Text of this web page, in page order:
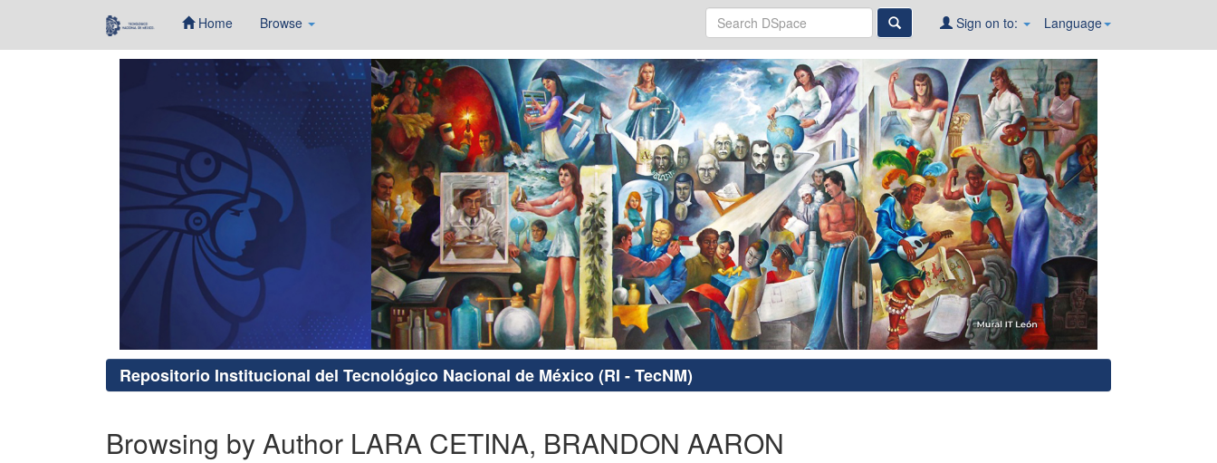
Home Browse Language
Sign on to:
Repositorio Institucional del Tecnológico Nacional de México (RI - TecNM)
Browsing by Author LARA CETINA, BRANDON AARON